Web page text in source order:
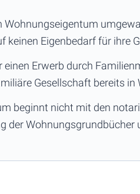
Eigenbedarf für ihre
Erwerb durch
Gesellschaft bereits
beginnt nicht mit den